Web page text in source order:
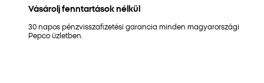
Vásárolj fenntartások nélkül
30 napos pénzvisszafizetési garancia minden magyarországi
Pepco üzletben.